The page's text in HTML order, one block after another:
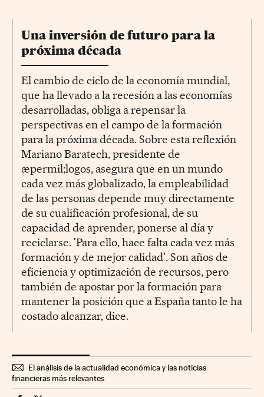
Una inversión de futuro para la
próxima década
El cambio de ciclo de la economía mundial,
que ha llevado a la recesión a las economías
desarrolladas, obliga a repensar la
perspectivas en el campo de la formación
para la próxima década. Sobre esta reflexión
Mariano Baratech, presidente de
æpermil;logos, asegura que en un mundo
cada vez más globalizado, la empleabilidad
de las personas depende muy directamente
de su cualificación profesional, de su
capacidad de aprender, ponerse al día y
reciclarse. 'Para ello, hace falta cada vez más
formación y de mejor calidad'. Son años de
eficiencia y optimización de recursos, pero
también de apostar por la formación para
mantener la posición que a España tanto le ha
costado alcanzar, dice.
El análisis de la actualidad económica y las noticias
financieras más relevantes